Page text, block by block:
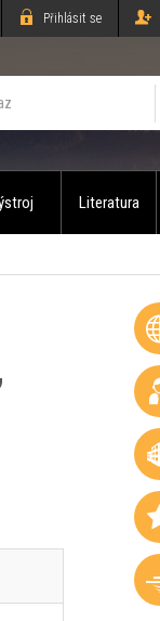
Přihlásit se
Literatura